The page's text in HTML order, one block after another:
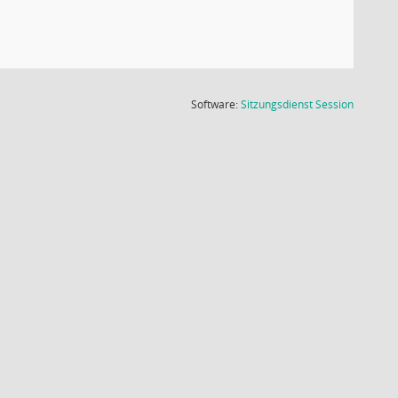
Software:SitzungsdienstSession(Wird in